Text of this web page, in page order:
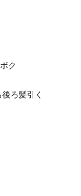
ク
ろ髪引く